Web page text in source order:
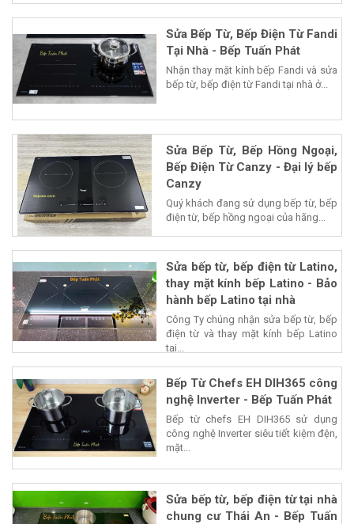
Sửa Bếp Từ, Bếp Điện Từ Fandi
Tại Nhà - Bếp Tuấn Phát
Nhận thay mặt kính bếp Fandi và sửa
bếp từ, bếp điện từ Fandi tại nhà ở...
Sửa Bếp Từ, Bếp Hồng Ngoại,
Bếp Điện Từ Canzy - Đại lý bếp
Canzy
Quý khách đang sử dụng bếp từ, bếp
điện từ, bếp hồng ngoại của hãng...
Sửa bếp từ, bếp điện từ Latino,
thay mặt kính bếp Latino - Bảo
hành bếp Latino tại nhà
Công Ty chúng nhận sửa bếp từ, bếp
điện từ và thay mặt kính bếp Latino
tại...
Bếp Từ Chefs EH DIH365 công
nghệ Inverter - Bếp Tuấn Phát
Bếp từ chefs EH DIH365 sử dụng
công nghệ Inverter siêu tiết kiệm đện,
mặt...
Sửa bếp từ, bếp điện từ tại nhà
chung cư Thái An - Bếp Tuấn